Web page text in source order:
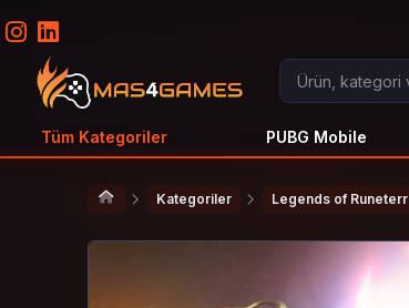
Tüm Kategoriler PUBG Mobile
Kategoriler Legends of